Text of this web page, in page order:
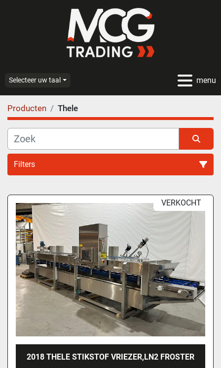
menu
Selecteer uw taal
Producten Thele
Filters
Alle categoriën
VERKOCHT
2018 THELE STIKSTOF VRIEZER,LN2 FROSTER